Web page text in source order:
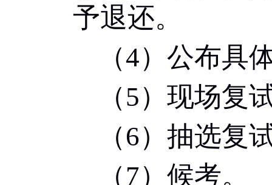
予退还。
（4）公布具
（5）现场复
（6）抽选复
（ 7）候考。